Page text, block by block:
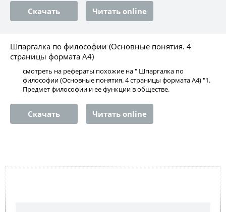
Скачать Читать online
Шпаргалка по философии (Основные понятия. 4
страницы формата А4)
смотреть на рефераты похожие на " Шпаргалка по
философии (Основные понятия. 4 страницы формата А4) "1.
Предмет философии и ее функции в обществе.
Скачать Читать online